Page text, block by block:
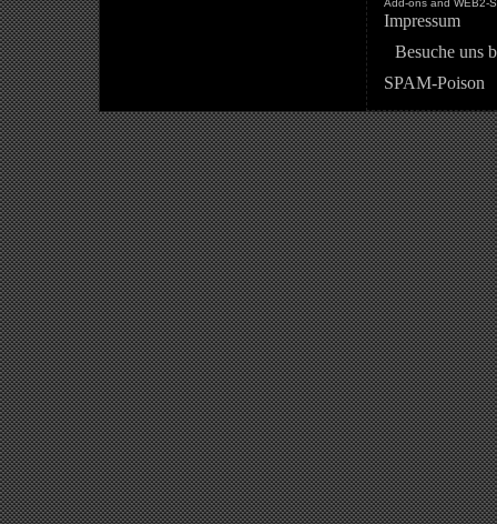
Add-ons and WEB2-
Impressum
Besuche uns
SPAM-Poison